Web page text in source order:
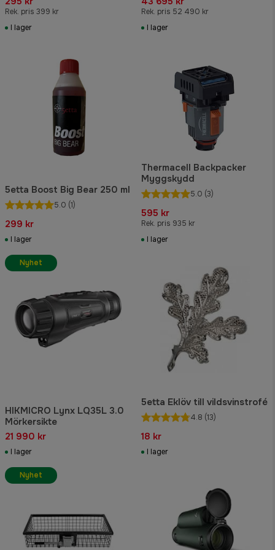
Rek. pris 399 kr
I lager
Rek. pris 52 490 kr
I lager
5etta Boost Big Bear 250 ml
5.0 (1)
299 kr
I lager
Thermacell Backpacker
Myggskydd
5.0 (3)
595 kr
Rek. pris 935 kr
I lager
HIKMICRO Lynx LQ35L 3.0
Mörkersikte
21 990 kr
I lager
Nyhet
5etta Eklöv till vildsvinstrofé
4.8 (13)
18 kr
I lager
Nyhet